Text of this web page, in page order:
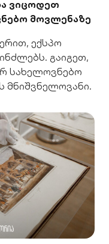
ვიცოდეთ
მოვლენაზე
ექსპო
გაიგეთ,
სახელოვნებო
მნიშვნელოვანი.